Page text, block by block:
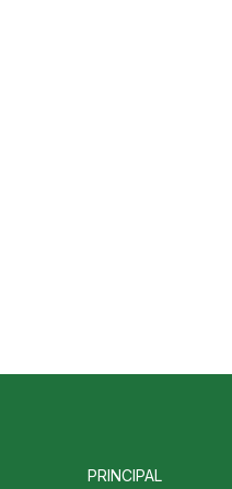
PRINCIPAL